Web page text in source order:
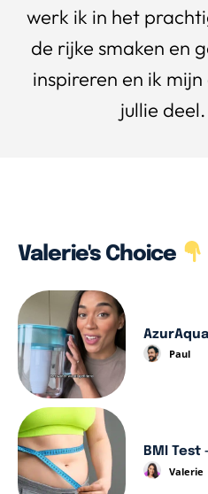
werk ik in het
de rijke smaken en
inspireren en ik
jullie deel.
Valerie's Choice
Paul
BMI Test
Valerie